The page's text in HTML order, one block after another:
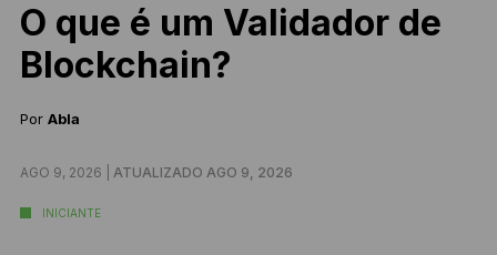
O que é um Validador de
Blockchain?
Por Abla
AGO 9, 2026 | ATUALIZADO AGO 9, 2026
INICIANTE